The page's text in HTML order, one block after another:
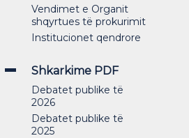
Vendimet e Organit
shqyrtues të prokurimit
Institucionet qendrore
Shkarkime PDF
Debatet publike të
2026
Debatet publike të
2025